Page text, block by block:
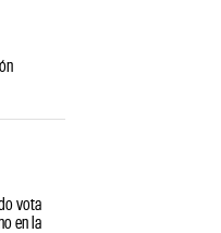
vota
en la